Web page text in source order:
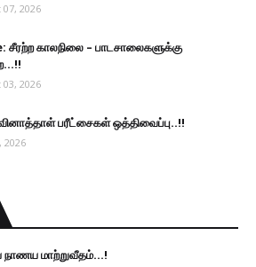
2026
சீரற்ற காலநிலை – பாடசாலைகளுக்கு
2026
பரீட்சைகள் ஒத்திவைப்பு..!!
2026
மாற்றுவீதம்...!